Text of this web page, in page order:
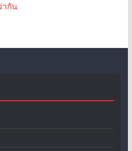
ากัน